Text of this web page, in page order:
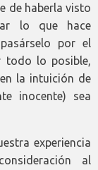
de haberla visto
lo que hace
por el
todo lo posible,
la intuición de
inocente) sea
experiencia
al